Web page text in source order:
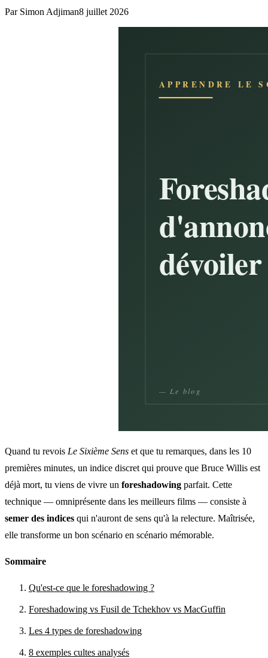
Par Simon Adjiman8 juillet 2026
Quand tu revois Le Sixième Sens et que tu remarques, dans les 10
premières minutes, un indice discret qui prouve que Bruce Willis est
déjà mort, tu viens de vivre un foreshadowing parfait. Cette
technique — omniprésente dans les meilleurs films — consiste à
semer des indices qui n'auront de sens qu'à la relecture. Maîtrisée,
elle transforme un bon scénario en scénario mémorable.
Sommaire
Qu'est-ce que le foreshadowing ?
Foreshadowing vs Fusil de Tchekhov vs MacGuffin
Les 4 types de foreshadowing
8 exemples cultes analysés